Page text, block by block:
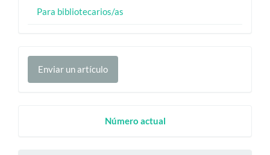
Para bibliotecarios/as
Enviar
unEnviar un artículo
Número actual